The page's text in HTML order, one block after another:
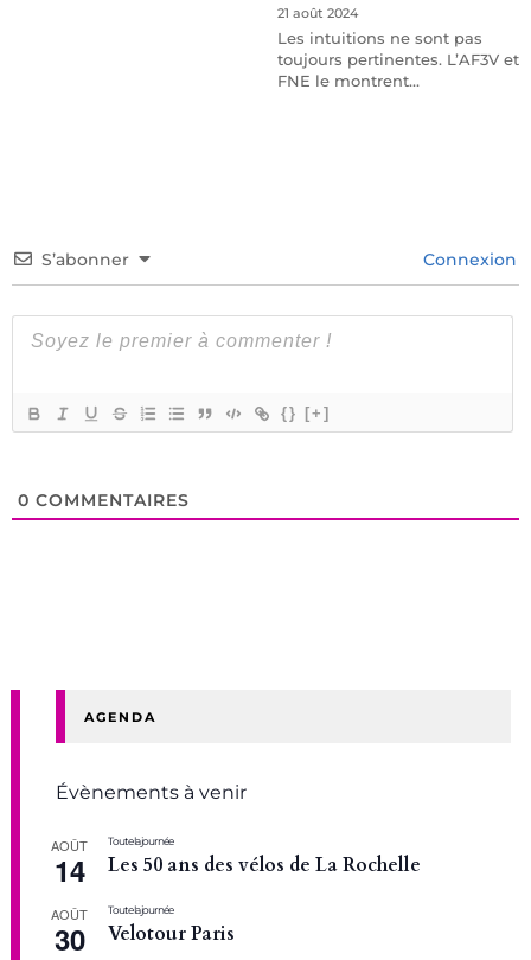
21 août 2024
Les intuitions ne sont pas
toujours pertinentes. L’AF3V et
FNE le montrent…
S’abonner Connexion
{} [+]
0 COMMENTAIRES
AGENDA
Évènements à venir
AOÛT
14
Toute la journée
Les 50 ans des vélos de La Rochelle
AOÛT
30
Toute la journée
Velotour Paris